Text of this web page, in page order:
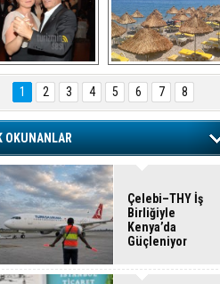
DEDEMAN
TATİL
1
2 3 4 5 6 7 8
OKUNANLAR
Çelebi–THY İş
Birliğiyle
Kenya’da
Güçleniyor